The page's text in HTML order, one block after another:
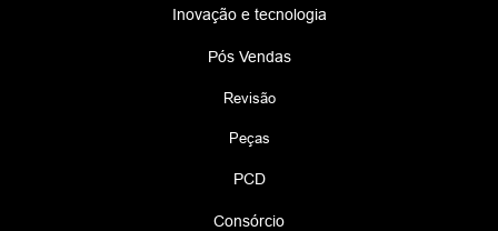
Inovação e tecnologia
Pós Vendas
Revisão
Peças
PCD
Consórcio